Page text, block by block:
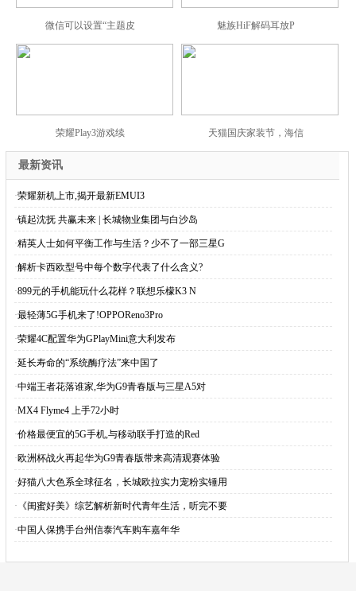
微信可以设置“主题皮 魅族HiF解码耳放P
荣耀Play3游戏续 天猫国庆家装节，海信
最新资讯
·荣耀新机上市,揭开最新EMUI3
·镇起沈抚 共赢未来 | 长城物业集团与白沙岛
·精英人士如何平衡工作与生活？少不了一部三星G
·解析卡西欧型号中每个数字代表了什么含义?
·899元的手机能玩什么花样？联想乐檬K3 N
·最轻薄5G手机来了!OPPOReno3Pro
·荣耀4C配置华为GPlayMini意大利发布
·延长寿命的“系统酶疗法”来中国了
·中端王者花落谁家,华为G9青春版与三星A5对
·MX4 Flyme4 上手72小时
·价格最便宜的5G手机,与移动联手打造的Red
·欧洲杯战火再起华为G9青春版带来高清观赛体验
·好猫八大色系全球征名，长城欧拉实力宠粉实锤用
· 《闺蜜好美》综艺解析新时代青年生活，听完不要
·中国人保携手台州信泰汽车购车嘉年华